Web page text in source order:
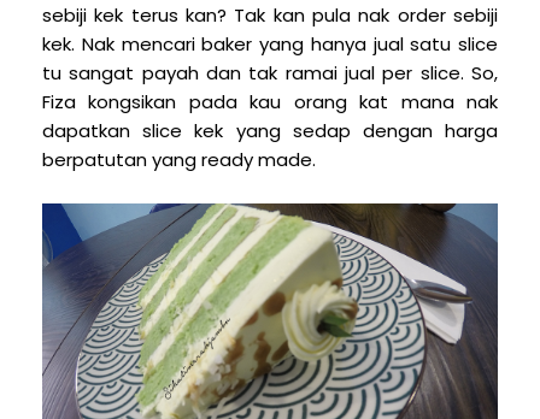
sebiji kek terus kan? Tak kan pula nak order sebiji
kek. Nak mencari baker yang hanya jual satu slice
tu sangat payah dan tak ramai jual per slice. So,
Fiza kongsikan pada kau orang kat mana nak
dapatkan slice kek yang sedap dengan harga
berpatutan yang ready made.